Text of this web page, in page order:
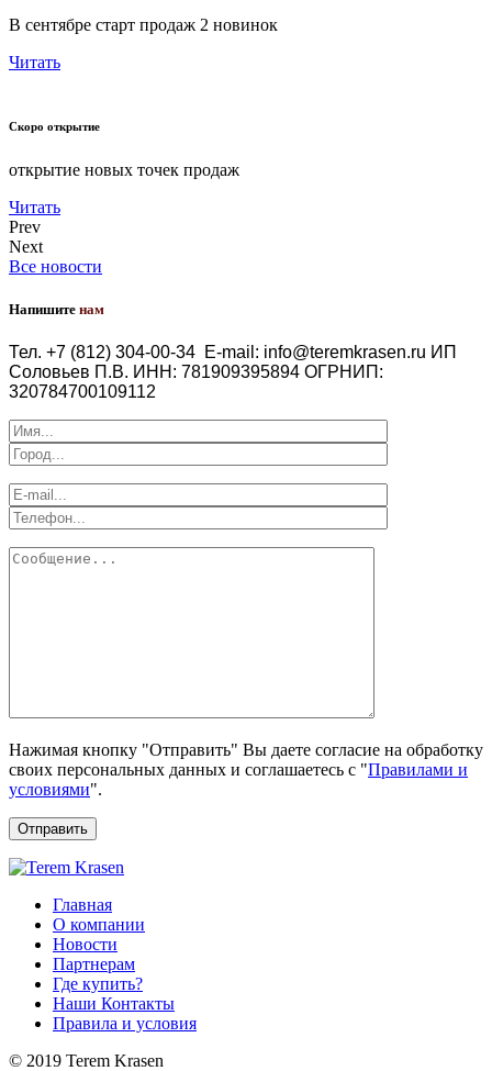
В сентябре старт продаж 2 новинок
Читать
Скоро открытие
открытие новых точек продаж
Читать
Prev
Next
Все новости
Напишите нам
Тел. +7 (812) 304-00-34 E-mail: info@teremkrasen.ru ИП
Соловьев П.В. ИНН: 781909395894 ОГРНИП:
320784700109112
Нажимая кнопку "Отправить" Вы даете согласие на обработку
своих персональных данных и соглашаетесь с "Правилами и
условиями".
Отправить
Главная
О компании
Новости
Партнерам
Где купить?
Наши Контакты
Правила и условия
© 2019 Terem Krasen